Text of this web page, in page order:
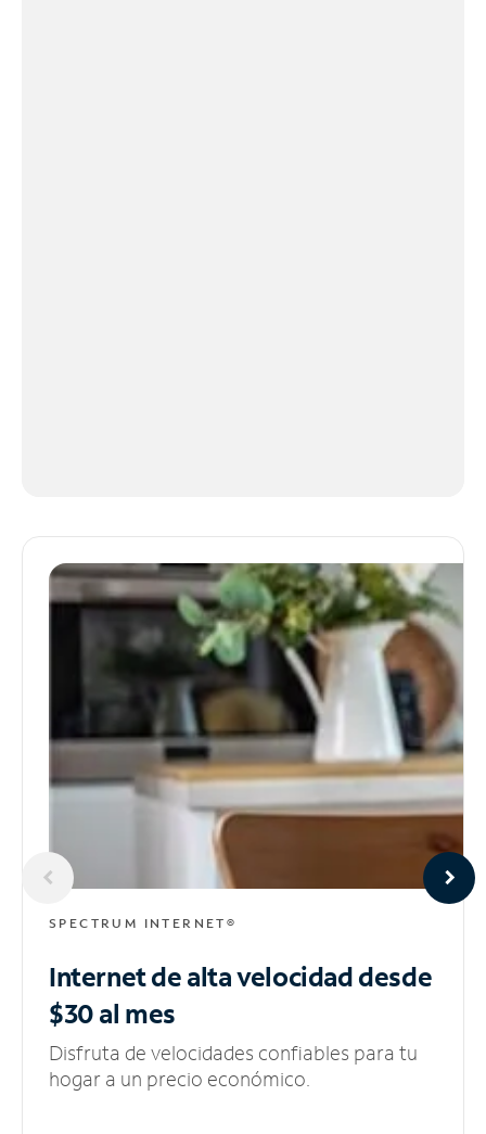
SPECTRUM INTERNET®
Internet de alta velocidaddesde
$30 al mes
Disfruta de velocidades confiables para tu
hogar a un precio económico.